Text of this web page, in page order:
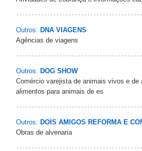
Outros: DNA VIAGENS
Agências de viagens
Outros: DOG SHOW
Comércio varejista de animais vivos e de
alimentos para animais de es
Outros: DOIS AMIGOS REFORMA E
Obras de alvenaria